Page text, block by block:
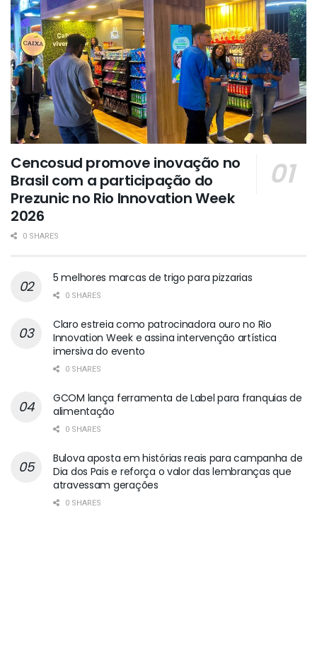
Cencosud promove inovação no
Brasil com a participação do
Prezunic no Rio Innovation Week
2026
0 SHARES
5 melhores marcas de trigo para pizzarias
0 SHARES
Claro estreia como patrocinadora ouro no Rio
Innovation Week e assina intervenção artística
imersiva do evento
0 SHARES
GCOM lança ferramenta de Label para franquias de
alimentação
0 SHARES
Bulova aposta em histórias reais para campanha de
Dia dos Pais e reforça o valor das lembranças que
atravessam gerações
0 SHARES